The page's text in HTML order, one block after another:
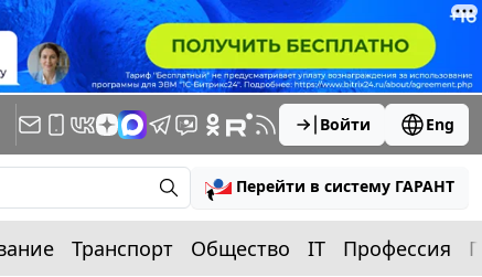
Войти Eng
Перейти в систему ГАРАНТ
Транспорт Общество IT Профессия